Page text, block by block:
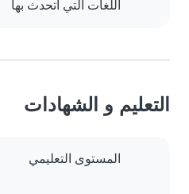
اللغات التي أتحدث بها
التعليم و الشهادات
المستوى التعليمي